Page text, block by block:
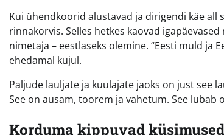
Kui ühendkoorid alustavad ja dirigendi käe
rinnakorvis. Selles hetkes kaovad
nimetaja – eestlaseks olemine. “Eesti muld
ehedamal kujul.
Paljude lauljate ja kuulajate jaoks on just see
See on ausam, toorem ja vahetum. See lubab
Korduma kippuvad küsimused